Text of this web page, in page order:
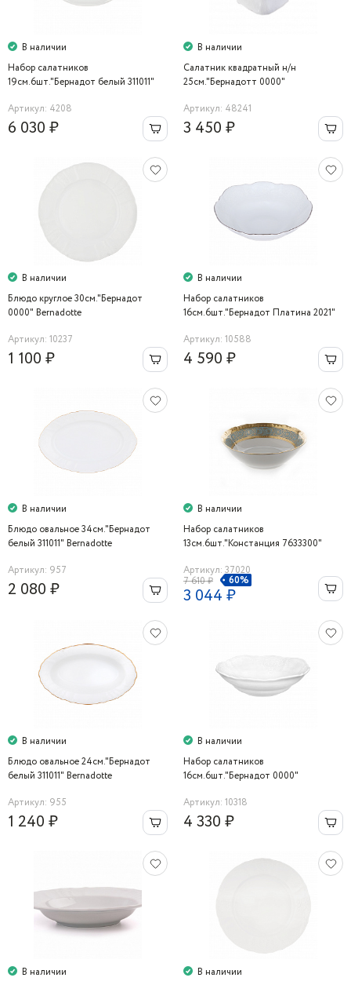
В наличии
Набор салатников
19см.6шт."Бернадот белый 311011"
Артикул: 4208
6 030 ₽
В наличии
Салатник квадратный н/н
25см."Бернадотт 0000"
Артикул: 48241
3 450 ₽
В наличии
Блюдо круглое 30см."Бернадот
0000" Bernadotte
Артикул: 10237
1 100 ₽
В наличии
Набор салатников
16см.6шт."Бернадот Платина 2021"
Артикул: 10588
4 590 ₽
В наличии
Блюдо овальное 34см."Бернадот
белый 311011" Bernadotte
Артикул: 957
2 080 ₽
В наличии
Набор салатников
13см.6шт."Констанция 7633300"
Артикул: 37020
7 610 ₽
60%
3 044 ₽
В наличии
Блюдо овальное 24см."Бернадот
белый 311011" Bernadotte
Артикул: 955
1 240 ₽
В наличии
Набор салатников
16см.6шт."Бернадот 0000"
Артикул: 10318
4 330 ₽
В наличии
В наличии